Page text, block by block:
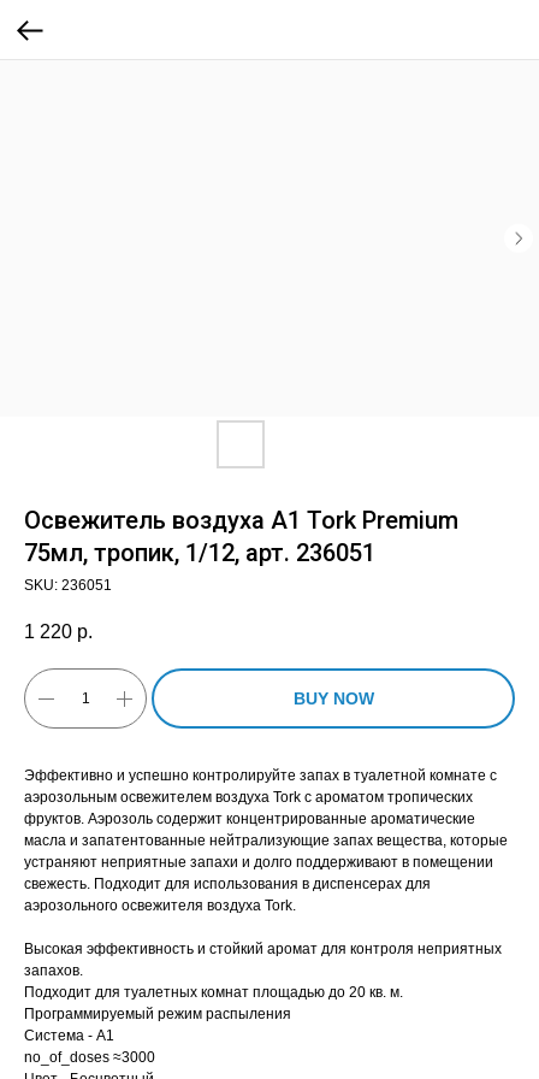
Освежитель воздуха A1 Tork Premium
75мл, тропик, 1/12, арт. 236051
SKU: 236051
1 220 р.
BUY NOW
Эффективно и успешно контролируйте запах в туалетной комнате с
аэрозольным освежителем воздуха Tork с ароматом тропических
фруктов. Аэрозоль содержит концентрированные ароматические
масла и запатентованные нейтрализующие запах вещества, которые
устраняют неприятные запахи и долго поддерживают в помещении
свежесть. Подходит для использования в диспенсерах для
аэрозольного освежителя воздуха Tork.
Высокая эффективность и стойкий аромат для контроля неприятных
запахов.
Подходит для туалетных комнат площадью до 20 кв. м.
Программируемый режим распыления
Система - А1
no_of_doses ≈3000